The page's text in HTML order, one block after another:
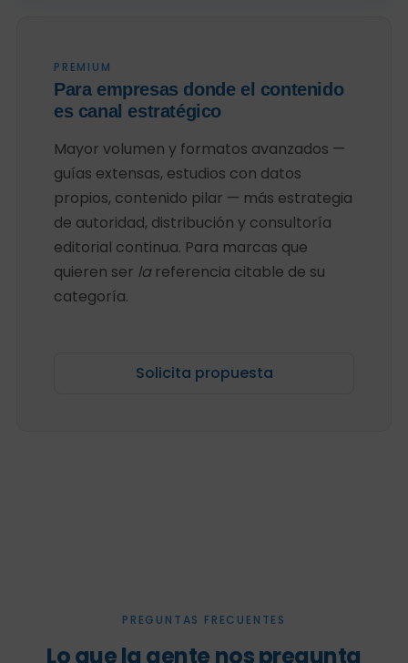
PREMIUM
Para empresas donde el contenido
es canal estratégico
Mayor volumen y formatos avanzados —
guías extensas, estudios con datos
propios, contenido pilar — más estrategia
de autoridad, distribución y consultoría
editorial continua. Para marcas que
quieren ser lareferencia citable de su
categoría.
Solicita propuesta
PREGUNTAS FRECUENTES
Lo que la gente nos pregunta